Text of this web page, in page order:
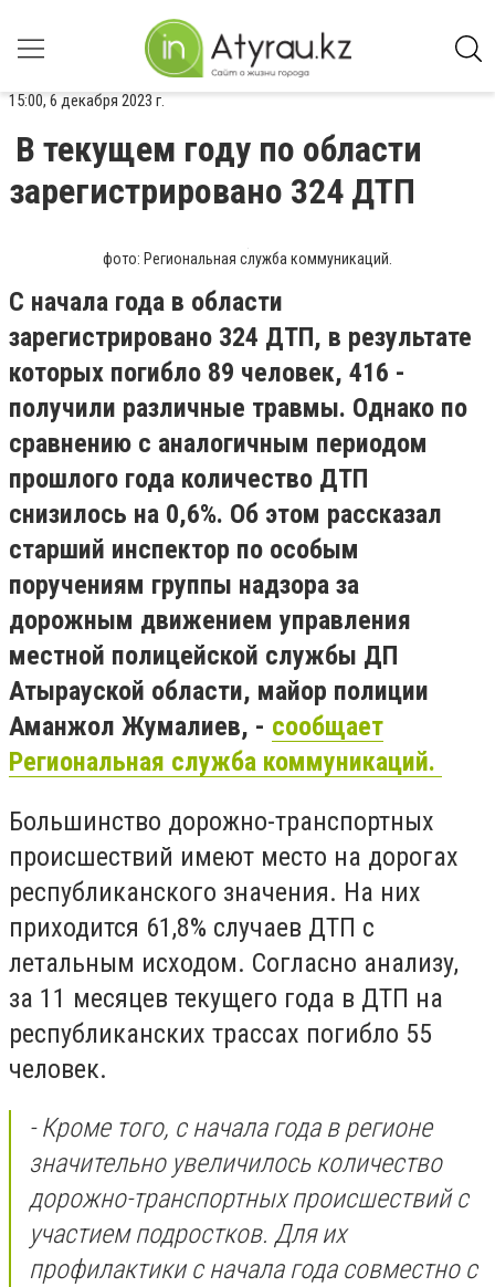
15:00, 6 декабря 2023 г.
В текущем году по области
зарегистрировано 324 ДТП
фото: Региональная служба коммуникаций.
С начала года в области
зарегистрировано 324 ДТП, в результате
которых погибло 89 человек, 416 -
получили различные травмы. Однако по
сравнению с аналогичным периодом
прошлого года количество ДТП
снизилось на 0,6%. Об этом рассказал
старший инспектор по особым
поручениям группы надзора за
дорожным движением управления
местной полицейской службы ДП
Атырауской области, майор полиции
Аманжол Жумалиев, - сообщает
Региональная служба коммуникаций.
Большинство дорожно-транспортных
происшествий имеют место на дорогах
республиканского значения. На них
приходится 61,8% случаев ДТП с
летальным исходом. Согласно анализу,
за 11 месяцев текущего года в ДТП на
республиканских трассах погибло 55
человек.
- Кроме того, с начала года в регионе
значительно увеличилось количество
дорожно-транспортных происшествий с
участием подростков. Для их
профилактики с начала года совместно с